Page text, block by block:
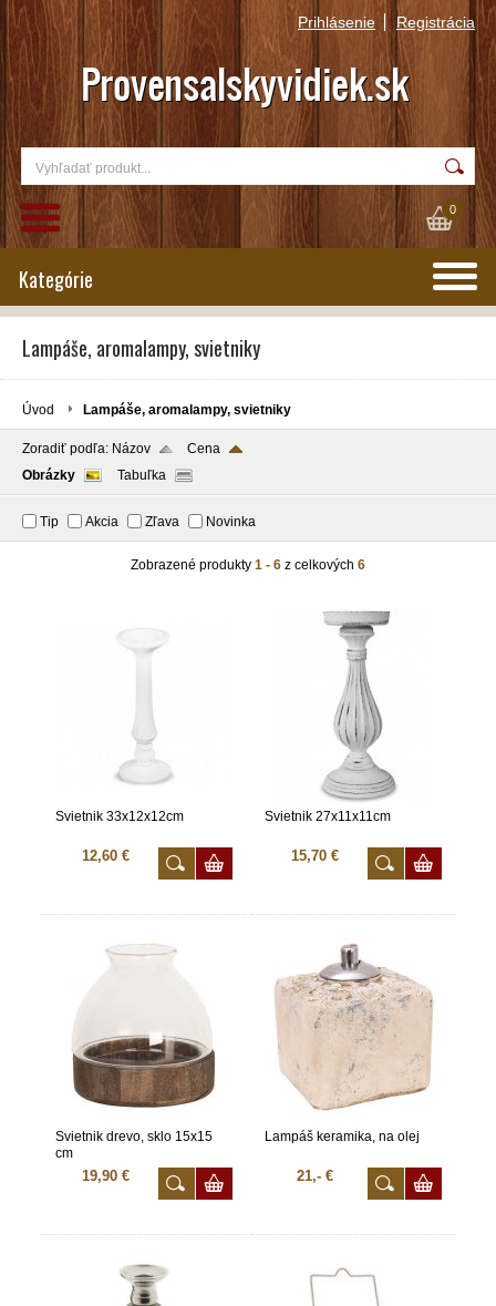
Prihlásenie Registrácia
0
Kategórie
Lampáše, aromalampy, svietniky
Úvod Lampáše, aromalampy, svietniky
Zoradiť podľa: Názov
Cena
Obrázky
Tabuľka
Tip Akcia Zľava Novinka
Zobrazené produkty 1 - 6 z celkových 6
Svietnik 33x12x12cm
12,60 €
Svietnik 27x11x11cm
15,70 €
Svietnik drevo, sklo 15x15
cm
19,90 €
Lampáš keramika, na olej
21,- €